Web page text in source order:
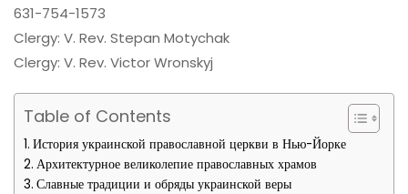
631-754-1573
Clergy: V. Rev. Stepan Motychak
Clergy: V. Rev. Victor Wronskyj
Table of Contents
История украинской православной церкви в Нью-Йорке
Архитектурное великолепие православных храмов
Славные традиции и обряды украинской веры